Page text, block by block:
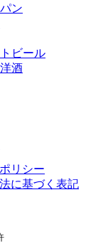
ン
ビール
酒
リシー
に基づく表記